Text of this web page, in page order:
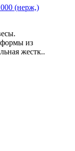
(нерж,)
из
жестк..